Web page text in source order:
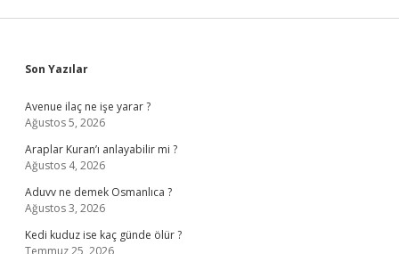
Sidebar
Son Yazılar
Avenue ilaç ne işe yarar ?
Ağustos 5, 2026
Araplar Kuran’ı anlayabilir mi ?
Ağustos 4, 2026
Aduvv ne demek Osmanlıca ?
Ağustos 3, 2026
Kedi kuduz ise kaç günde ölür ?
Temmuz 25, 2026